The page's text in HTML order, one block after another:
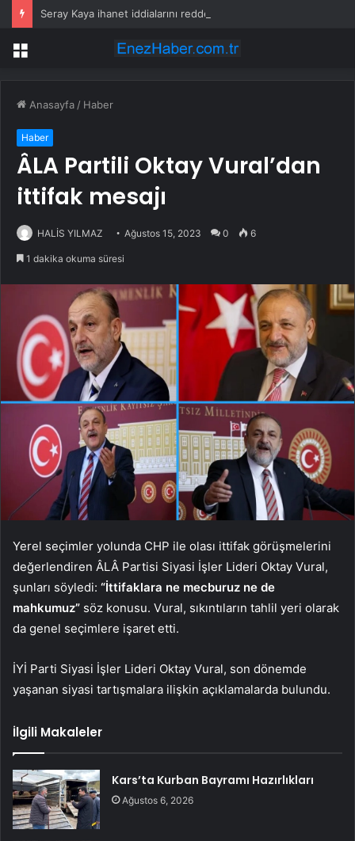
Menü
Anasayfa / Haber
Haber
ÂLA Partili Oktay Vural’dan
ittifak mesajı
HALİS YILMAZ Ağustos 15, 2023 0 6
1 dakika okuma süresi
Yerel seçimler yolunda CHP ile olası ittifak görüşmelerini
değerlendiren ÂLÂ Partisi Siyasi İşler Lideri Oktay Vural,
şunları söyledi: “İttifaklara ne mecburuz ne de
mahkumuz” söz konusu. Vural, sıkıntıların tahlil yeri olarak
da genel seçimlere işaret etti.
İYİ Parti Siyasi İşler Lideri Oktay Vural, son dönemde
yaşanan siyasi tartışmalara ilişkin açıklamalarda bulundu.
İlgili Makaleler
Kars’ta Kurban Bayramı Hazırlıkları
Ağustos 6, 2026